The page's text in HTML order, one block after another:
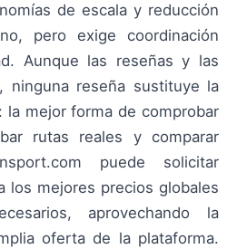
de escala y reducción
pero exige coordinación
Aunque las reseñas y las
ninguna reseña sustituye la
la mejor forma de comprobar
rutas reales y comparar
puede solicitar
los mejores precios globales
aprovechando la
oferta de la plataforma.